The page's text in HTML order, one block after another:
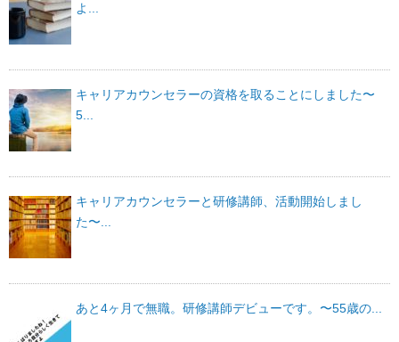
よ...
キャリアカウンセラーの資格を取ることにしました〜
5...
キャリアカウンセラーと研修講師、活動開始しまし
た〜...
あと4ヶ月で無職。研修講師デビューです。〜55歳の...